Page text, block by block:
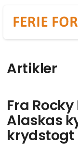
Artikler
Fra
Alaskas
krydstogt